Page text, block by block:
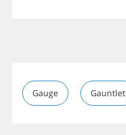
Gauge Gauntlet